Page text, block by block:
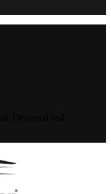
Designed and